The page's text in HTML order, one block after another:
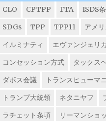
CLO CPTPP FTA ISDS
SDGs
TPP TPP11
アメリ
イルミナティ
エヴァンジェリ
コンセッション方式
タックス
ダボス会議
トランスヒューマ
トランプ大統領
ネタニヤフ
ラチェット条項
リーマンショ